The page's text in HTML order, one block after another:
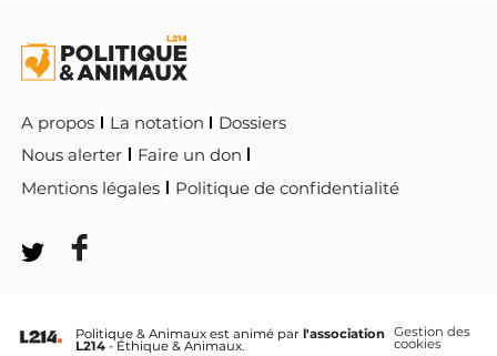
A propos La notation
Dossiers
Nous alerter
Faire un don
Mentions légales
Politique de confidentialité
Politique & Animaux est animé par l'association
L214 - Éthique & Animaux.
Gestion des
cookies